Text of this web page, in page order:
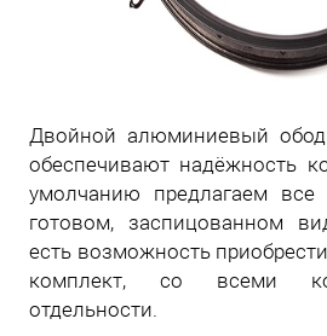
Двойной алюминиевый
обеспечивают надёжность
умолчанию предлагаем
готовом, заспицованном
есть возможность
комплект, со всеми
отдельности.